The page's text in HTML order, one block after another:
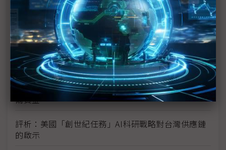
豐田目標2026全球生產破千萬輛 HEV需求強勁跨越
電動車放緩影響
東南亞各國與美貿易協議持續推進 2026聚焦關鍵礦
產、轉口問題
陳立武與川普關鍵40分鐘會談 將政治阻力化為英特
爾資金
評析：美國「創世紀任務」AI科研戰略對台灣供應鏈
的啟示